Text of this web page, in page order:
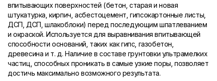
впитывающих поверхностей (бетон, старая и новая
штукатурка, кирпич, асбестоцемент, гипсокартонные листы,
ДСП, ДСП, шлакоблоки) перед последующим шпатлеванием
и окраской. Используется для выравнивания впитывающей
способности оснований, таких как гипс, газобетон,
древесина и т. д. Наличие в составе грунтовки ультрамелких
частиц, способных проникать в самые узкие поры, позволяет
достичь максимально возможного результата.